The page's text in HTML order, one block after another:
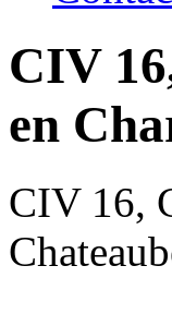
CIV
en
CIV 16,